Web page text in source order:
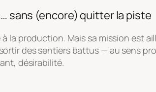
sans (encore) quitter la piste
à la production. Mais sa mission est
des sentiers battus — au sens
désirabilité.